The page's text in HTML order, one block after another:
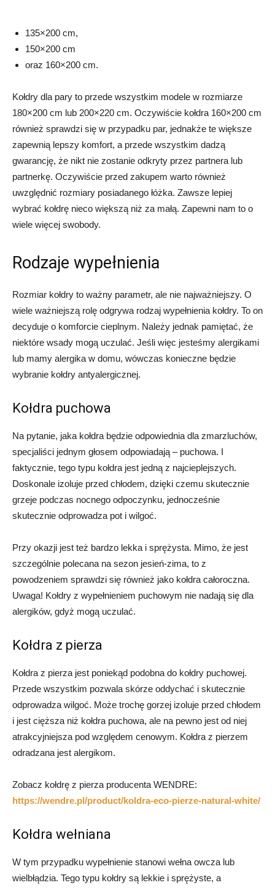
135×200 cm,
150×200 cm
oraz 160×200 cm.
Kołdry dla pary to przede wszystkim modele w rozmiarze
180×200 cm lub 200×220 cm. Oczywiście kołdra 160×200 cm
również sprawdzi się w przypadku par, jednakże te większe
zapewnią lepszy komfort, a przede wszystkim dadzą
gwarancję, że nikt nie zostanie odkryty przez partnera lub
partnerkę. Oczywiście przed zakupem warto również
uwzględnić rozmiary posiadanego łóżka. Zawsze lepiej
wybrać kołdrę nieco większą niż za małą. Zapewni nam to o
wiele więcej swobody.
Rodzaje wypełnienia
Rozmiar kołdry to ważny parametr, ale nie najważniejszy. O
wiele ważniejszą rolę odgrywa rodzaj wypełnienia kołdry. To on
decyduje o komforcie cieplnym. Należy jednak pamiętać, że
niektóre wsady mogą uczulać. Jeśli więc jesteśmy alergikami
lub mamy alergika w domu, wówczas konieczne będzie
wybranie kołdry antyalergicznej.
Kołdra puchowa
Na pytanie, jaka kołdra będzie odpowiednia dla zmarzluchów,
specjaliści jednym głosem odpowiadają – puchowa. I
faktycznie, tego typu kołdra jest jedną z najcieplejszych.
Doskonale izoluje przed chłodem, dzięki czemu skutecznie
grzeje podczas nocnego odpoczynku, jednocześnie
skutecznie odprowadza pot i wilgoć.
Przy okazji jest też bardzo lekka i sprężysta. Mimo, że jest
szczególnie polecana na sezon jesień-zima, to z
powodzeniem sprawdzi się również jako kołdra całoroczna.
Uwaga! Kołdry z wypełnieniem puchowym nie nadają się dla
alergików, gdyż mogą uczulać.
Kołdra z pierza
Kołdra z pierza jest poniekąd podobna do kołdry puchowej.
Przede wszystkim pozwala skórze oddychać i skutecznie
odprowadza wilgoć. Może trochę gorzej izoluje przed chłodem
i jest cięższa niż kołdra puchowa, ale na pewno jest od niej
atrakcyjniejsza pod względem cenowym. Kołdra z pierzem
odradzana jest alergikom.
Zobacz kołdrę z pierza producenta WENDRE:
https://wendre.pl/product/koldra-eco-pierze-natural-white/
Kołdra wełniana
W tym przypadku wypełnienie stanowi wełna owcza lub
wielbłądzia. Tego typu kołdry są lekkie i sprężyste, a